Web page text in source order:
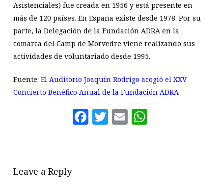
Asistenciales) fue creada en 1956 y está presente en
más de 120 países. En España existe desde 1978. Por su
parte, la Delegación de la Fundación ADRA en la
comarca del Camp de Morvedre viene realizando sus
actividades de voluntariado desde 1995.
Fuente: El Auditorio Joaquín Rodrigo acogió el XXV
Concierto Benéfico Anual de la Fundación ADRA
Facebook
Twitter
Email
Leave a Reply